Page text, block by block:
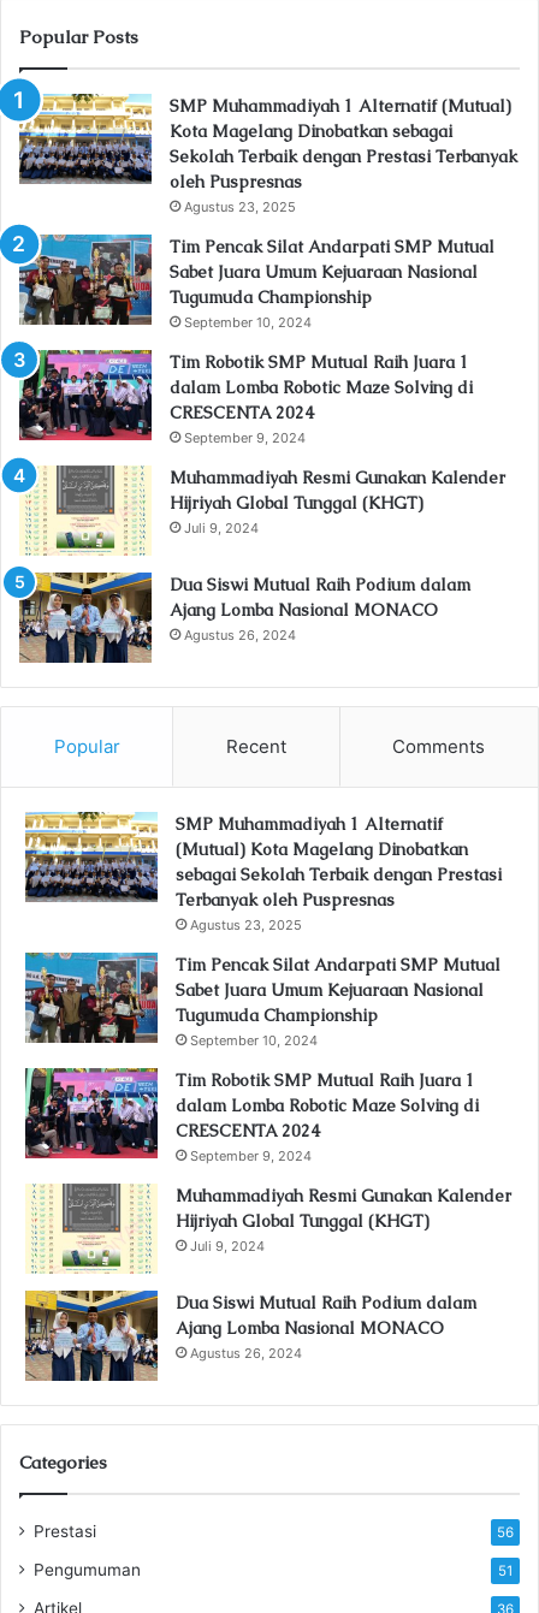
Popular Posts
SMP Muhammadiyah 1 Alternatif (Mutual)
Kota Magelang Dinobatkan sebagai
Sekolah Terbaik dengan Prestasi Terbanyak
oleh Puspresnas
Agustus 23, 2025
Tim Pencak Silat Andarpati SMP Mutual
Sabet Juara Umum Kejuaraan Nasional
Tugumuda Championship
September 10, 2024
Tim Robotik SMP Mutual Raih Juara 1
dalam Lomba Robotic Maze Solving di
CRESCENTA 2024
September 9, 2024
Muhammadiyah Resmi Gunakan Kalender
Hijriyah Global Tunggal (KHGT)
Juli 9, 2024
Dua Siswi Mutual Raih Podium dalam
Ajang Lomba Nasional MONACO
Agustus 26, 2024
Popular Recent Comments
SMP Muhammadiyah 1 Alternatif
(Mutual) Kota Magelang Dinobatkan
sebagai Sekolah Terbaik dengan Prestasi
Terbanyak oleh Puspresnas
Agustus 23, 2025
Tim Pencak Silat Andarpati SMP Mutual
Sabet Juara Umum Kejuaraan Nasional
Tugumuda Championship
September 10, 2024
Tim Robotik SMP Mutual Raih Juara 1
dalam Lomba Robotic Maze Solving di
CRESCENTA 2024
September 9, 2024
Muhammadiyah Resmi Gunakan Kalender
Hijriyah Global Tunggal (KHGT)
Juli 9, 2024
Dua Siswi Mutual Raih Podium dalam
Ajang Lomba Nasional MONACO
Agustus 26, 2024
Categories
Prestasi 56
Pengumuman 51
Artikel 36